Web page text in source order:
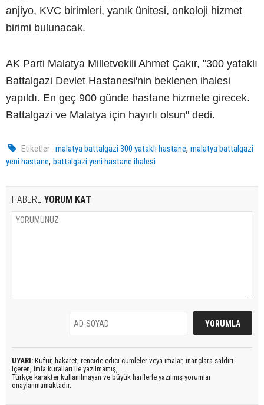
anjiyo, KVC birimleri, yanık ünitesi, onkoloji hizmet
birimi bulunacak.
AK Parti Malatya Milletvekili Ahmet Çakır, "300 yataklı
Battalgazi Devlet Hastanesi'nin beklenen ihalesi
yapıldı. En geç 900 günde hastane hizmete girecek.
Battalgazi ve Malatya için hayırlı olsun" dedi.
Etiketler : malatya battalgazi 300 yataklı hastane,malatya battalgazi
yeni hastane, battalgazi yeni hastane ihalesi
HABERE YORUM KAT
UYARI: Küfür, hakaret, rencide edici cümleler veya imalar, inançlara saldırı
içeren, imla kuralları ile yazılmamış,
Türkçe karakter kullanılmayan ve büyük harflerle yazılmış yorumlar
onaylanmamaktadır.